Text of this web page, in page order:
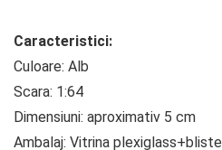
Caracteristici:
Culoare: Alb
Scara: 1:64
Dimensiuni: aproximativ 5 cm
Ambalaj: Vitrina